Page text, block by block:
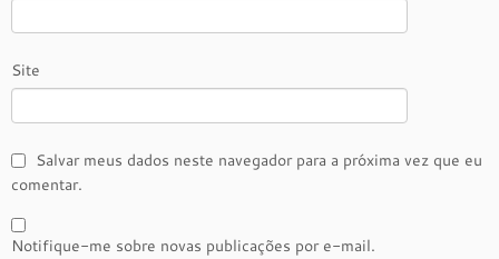
Site
Salvar meus dados neste navegador para a próxima vez que eu
comentar.
Notifique-me sobre novas publicações por e-mail.